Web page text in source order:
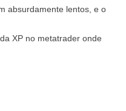
absurdamente lentos, e o
XP no metatrader onde